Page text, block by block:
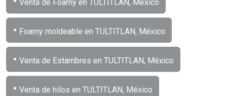
Venta de Foamy en TULTITLAN, México
• Foamy moldeable en TULTITLAN, México
• Venta de Estambres en TULTITLAN, México
• Venta de hilos en TULTITLAN, México